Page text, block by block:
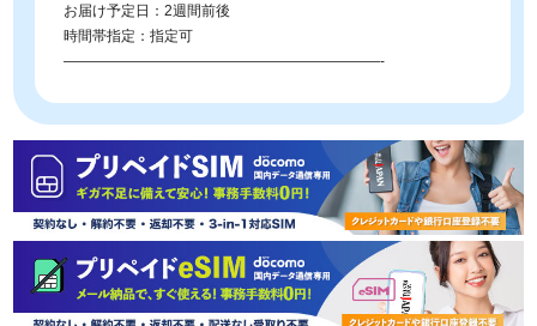
お届け予定日：2週間前後
時間帯指定：指定可
——————————————————————-